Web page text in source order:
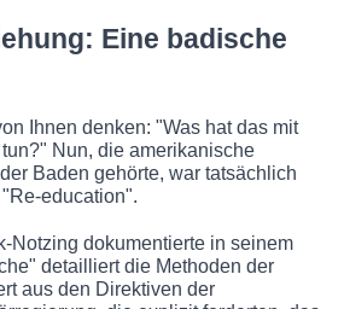
Eine badische
Ihnen denken: "Was hat das mit
Nun, die amerikanische
Baden gehörte, war tatsächlich
education".
Notzing dokumentierte in seinem
detailliert die Methoden der
aus den Direktiven der